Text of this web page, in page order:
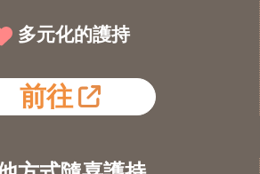
多元化的護持
前往